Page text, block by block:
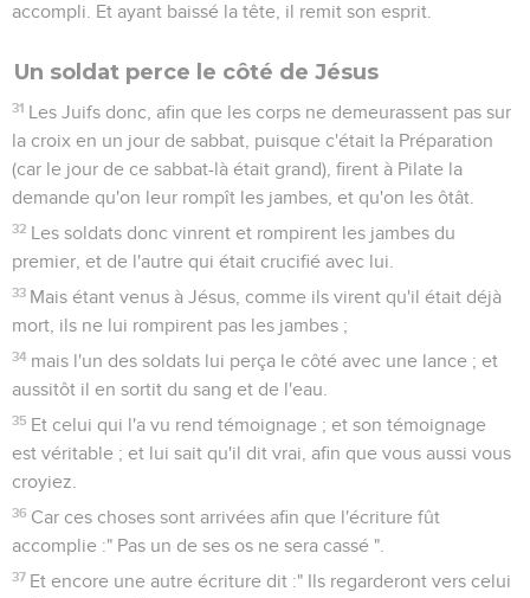
accompli. Et ayant baissé la tête, il remit son esprit.
Un soldat perce le côté de Jésus
31 Les Juifs donc, afin que les corps ne demeurassent pas sur
la croix en un jour de sabbat, puisque c'était la Préparation
(car le jour de ce sabbat-là était grand), firent à Pilate la
demande qu'on leur rompît les jambes, et qu'on les ôtât.
32 Les soldats donc vinrent et rompirent les jambes du
premier, et de l'autre qui était crucifié avec lui.
33 Mais étant venus à Jésus, comme ils virent qu'il était déjà
mort, ils ne lui rompirent pas les jambes ;
34 mais l'un des soldats lui perça le côté avec une lance ; et
aussitôt il en sortit du sang et de l'eau.
35 Et celui qui l'a vu rend témoignage ; et son témoignage
est véritable ; et lui sait qu'il dit vrai, afin que vous aussi vous
croyiez.
36 Car ces choses sont arrivées afin que l'écriture fût
accomplie :" Pas un de ses os ne sera cassé ".
37 Et encore une autre écriture dit :" Ils regarderont vers celui